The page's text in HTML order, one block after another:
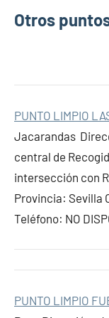
Otros
PUNTO LIMPIO
Jacarandas
central de
intersección con
Provincia: Sevilla
Teléfono: NO
PUNTO LIMPIO